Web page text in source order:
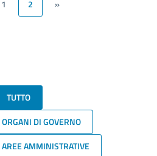
1 2 »
TUTTO
ORGANI DI GOVERNO
AREE AMMINISTRATIVE